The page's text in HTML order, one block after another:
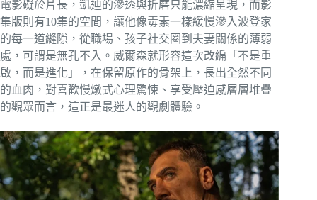
電影礙於片長，凱迪的滲透與折磨只能濃縮呈現，而影
集版則有10集的空間，讓他像毒素一樣緩慢滲入波登家
的每一道縫隙，從職場、孩子社交圈到夫妻關係的薄弱
處，可謂是無孔不入。威爾森就形容這次改編「不是重
啟，而是進化」，在保留原作的骨架上，長出全然不同
的血肉，對喜歡慢燉式心理驚悚、享受壓迫感層層堆疊
的觀眾而言，這正是最迷人的觀劇體驗。